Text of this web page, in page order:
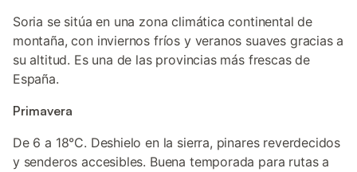
Soria se sitúa en una zona climática continental de
montaña, con inviernos fríos y veranos suaves gracias a
su altitud. Es una de las provincias más frescas de
España.
Primavera
De 6 a 18°C. Deshielo en la sierra, pinares reverdecidos
y senderos accesibles. Buena temporada para rutas a